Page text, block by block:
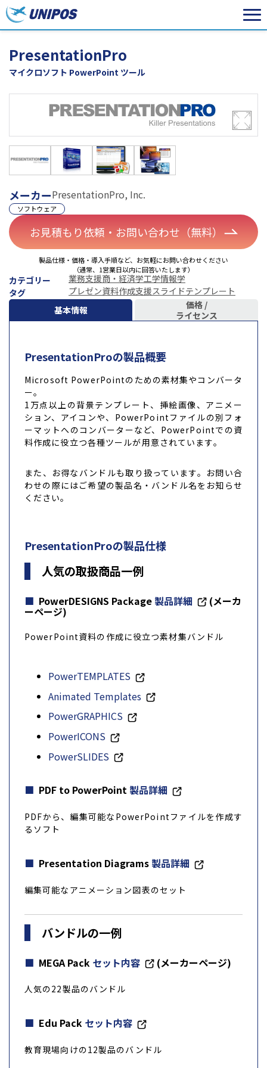
PresentationPro
マイクロソフト PowerPoint ツール
メーカーPresentationPro, Inc.
ソフトウェア
お見積もり依頼・お問い合わせ（無料）
製品仕様・価格・導入手順など、お気軽にお問い合わせください
（通常、1営業日以内に回答いたします）
カテゴリー 業務支援商・経済学工学情報学
タグ
プレゼン資料作成支援スライドテンプレート
基本情報
価格 /
ライセンス
PresentationProの製品概要
Microsoft PowerPointのための素材集やコンバータ
ー。
1万点以上の背景テンプレート、挿絵画像、アニメー
ション、アイコンや、PowerPointファイルの別フォ
ーマットへのコンバーターなど、PowerPointでの資
料作成に役立つ各種ツールが用意されています。
また、お得なバンドルも取り扱っています。お問い合
わせの際にはご希望の製品名・バンドル名をお知らせ
ください。
PresentationProの製品仕様
人気の取扱商品一例
PowerDESIGNS Package 製品詳細 (メーカ
ーページ)
PowerPoint資料の作成に役立つ素材集バンドル
PowerTEMPLATES
Animated Templates
PowerGRAPHICS
PowerICONS
PowerSLIDES
PDF to PowerPoint 製品詳細
PDFから、編集可能なPowerPointファイルを作成す
るソフト
Presentation Diagrams 製品詳細
編集可能なアニメーション図表のセット
バンドルの一例
MEGA Pack セット内容 (メーカーページ)
人気の22製品のバンドル
Edu Pack セット内容
教育現場向けの12製品のバンドル